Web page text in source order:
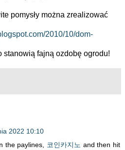
pomysły można zrealizować
2010/10/dom-
stanowią fajną ozdobę ogrodu!
2022 10:10
the paylines,
코인카지노 and then hit